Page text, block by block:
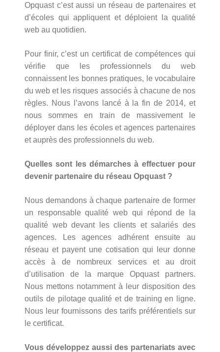
Opquast c’est aussi un réseau de partenaires et
d’écoles qui appliquent et déploient la qualité
web au quotidien.
Pour finir, c’est un certificat de compétences qui
vérifie que les professionnels du web
connaissent les bonnes pratiques, le vocabulaire
du web et les risques associés à chacune de nos
règles. Nous l’avons lancé à la fin de 2014, et
nous sommes en train de massivement le
déployer dans les écoles et agences partenaires
et auprès des professionnels du web.
Quelles sont les démarches à effectuer pour
devenir partenaire du réseau Opquast ?
Nous demandons à chaque partenaire de former
un responsable qualité web qui répond de la
qualité web devant les clients et salariés des
agences. Les agences adhérent ensuite au
réseau et payent une cotisation qui leur donne
accès à de nombreux services et au droit
d’utilisation de la marque Opquast partners.
Nous mettons notamment à leur disposition des
outils de pilotage qualité et de training en ligne.
Nous leur fournissons des tarifs préférentiels sur
le certificat.
Vous développez aussi des partenariats avec